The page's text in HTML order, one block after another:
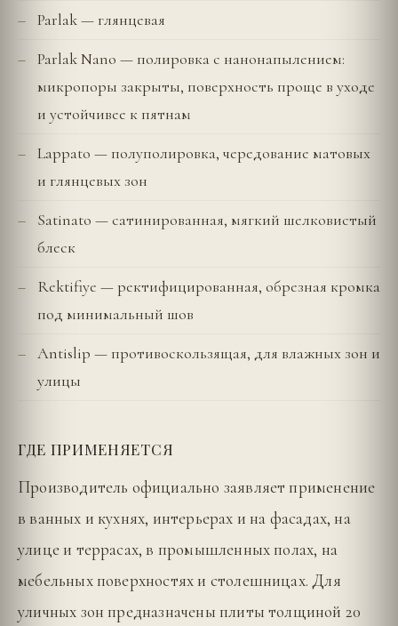
Parlak — глянцевая
Parlak Nano — полировка с нанонапылением:
микропоры закрыты, поверхность проще в уходе
и устойчивее к пятнам
Lappato — полуполировка, чередование матовых
и глянцевых зон
Satinato — сатинированная, мягкий шелковистый
блеск
Rektifiye — ректифицированная, обрезная кромка
под минимальный шов
Antislip — противоскользящая, для влажных зон и
улицы
ГДЕ ПРИМЕНЯЕТСЯ
Производитель официально заявляет применение
в ванных и кухнях, интерьерах и на фасадах, на
улице и террасах, в промышленных полах, на
мебельных поверхностях и столешницах. Для
уличных зон предназначены плиты толщиной 20